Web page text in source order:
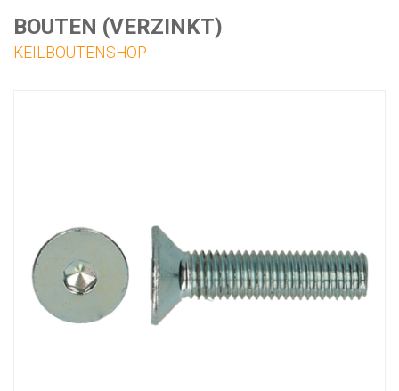
BOUTEN (VERZINKT)
KEILBOUTENSHOP